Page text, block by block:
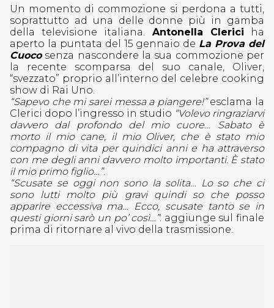
Un momento di commozione si perdona a tutti,
soprattutto ad una delle donne più in gamba
della televisione italiana. Antonella Clerici ha
aperto la puntata del 15 gennaio de La Prova del
Cuocosenza nascondere la sua commozione per
la recente scomparsa del suo canale, Oliver,
“svezzato” proprio all’interno del celebre cooking
show di Rai Uno.
“Sapevo che mi sarei messa a piangere!”esclama la
Clerici dopo l’ingresso in studio “Volevo ringraziarvi
davvero dal profondo del mio cuore… Sabato è
morto il mio cane, il mio Oliver, che è stato mio
compagno di vita per quindici anni e ha attraverso
con me degli anni davvero molto importanti. È stato
il mio primo figlio…”.
“Scusate se oggi non sono la solita… Lo so che ci
sono lutti molto più gravi quindi so che posso
apparire eccessiva ma… Ecco, scusate tanto se in
questi giorni sarò un po’ così…”: aggiunge sul finale
prima di ritornare al vivo della trasmissione.